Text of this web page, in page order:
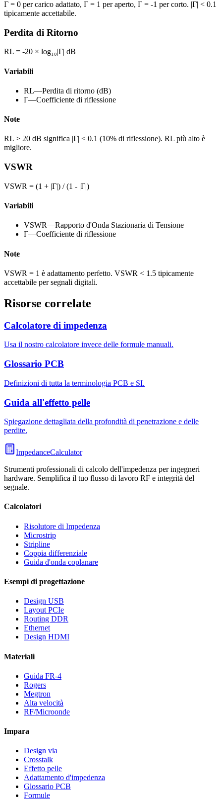
Γ = 0 per carico adattato, Γ = 1 per aperto, Γ = -1 per corto. |Γ| < 0.1
tipicamente accettabile.
Perdita di Ritorno
RL = -20 × log₁₀|Γ| dB
Variabili
RL—Perdita di ritorno (dB)
Γ—Coefficiente di riflessione
Note
RL > 20 dB significa |Γ| < 0.1 (10% di riflessione). RL più alto è
migliore.
VSWR
VSWR = (1 + |Γ|) / (1 - |Γ|)
Variabili
VSWR—Rapporto d'Onda Stazionaria di Tensione
Γ—Coefficiente di riflessione
Note
VSWR = 1 è adattamento perfetto. VSWR < 1.5 tipicamente
accettabile per segnali digitali.
Risorse correlate
Calcolatore di impedenza
Usa il nostro calcolatore invece delle formule manuali.
Glossario PCB
Definizioni di tutta la terminologia PCB e SI.
Guida all'effetto pelle
Spiegazione dettagliata della profondità di penetrazione e delle
perdite.
ImpedanceCalculator
Strumenti professionali di calcolo dell'impedenza per ingegneri
hardware. Semplifica il tuo flusso di lavoro RF e integrità del
segnale.
Calcolatori
Risolutore di Impedenza
Microstrip
Stripline
Coppia differenziale
Guida d'onda coplanare
Esempi di progettazione
Design USB
Layout PCIe
Routing DDR
Ethernet
Design HDMI
Materiali
Guida FR-4
Rogers
Megtron
Alta velocità
RF/Microonde
Impara
Design via
Crosstalk
Effetto pelle
Adattamento d'impedenza
Glossario PCB
Formule